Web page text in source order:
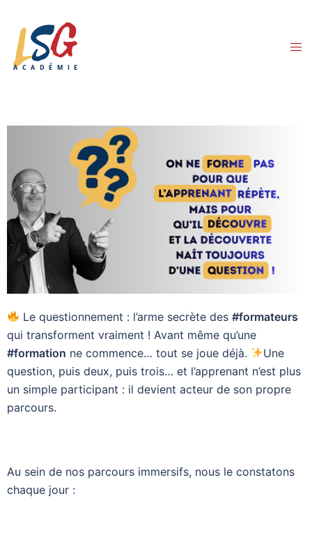
Le questionnement : l’arme secrète des#formateurs
qui transforment vraiment ! Avant même qu’une
#formation ne commence… tout se joue déjà.
Une
question, puis deux, puis trois… et l’apprenant n’est plus
un simple participant : il devient acteur de son propre
parcours.
Au sein de nos parcours immersifs, nous le constatons
chaque jour :